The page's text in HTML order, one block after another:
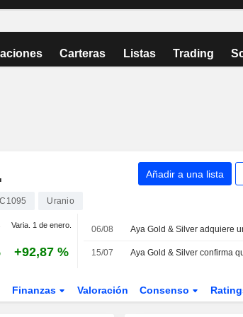
Carteras Listas Trading
Añadir a una lista
Uranio
Varia. 1 de enero.
+92,87 %
06/08
15/07
Finanzas Valoración Consenso